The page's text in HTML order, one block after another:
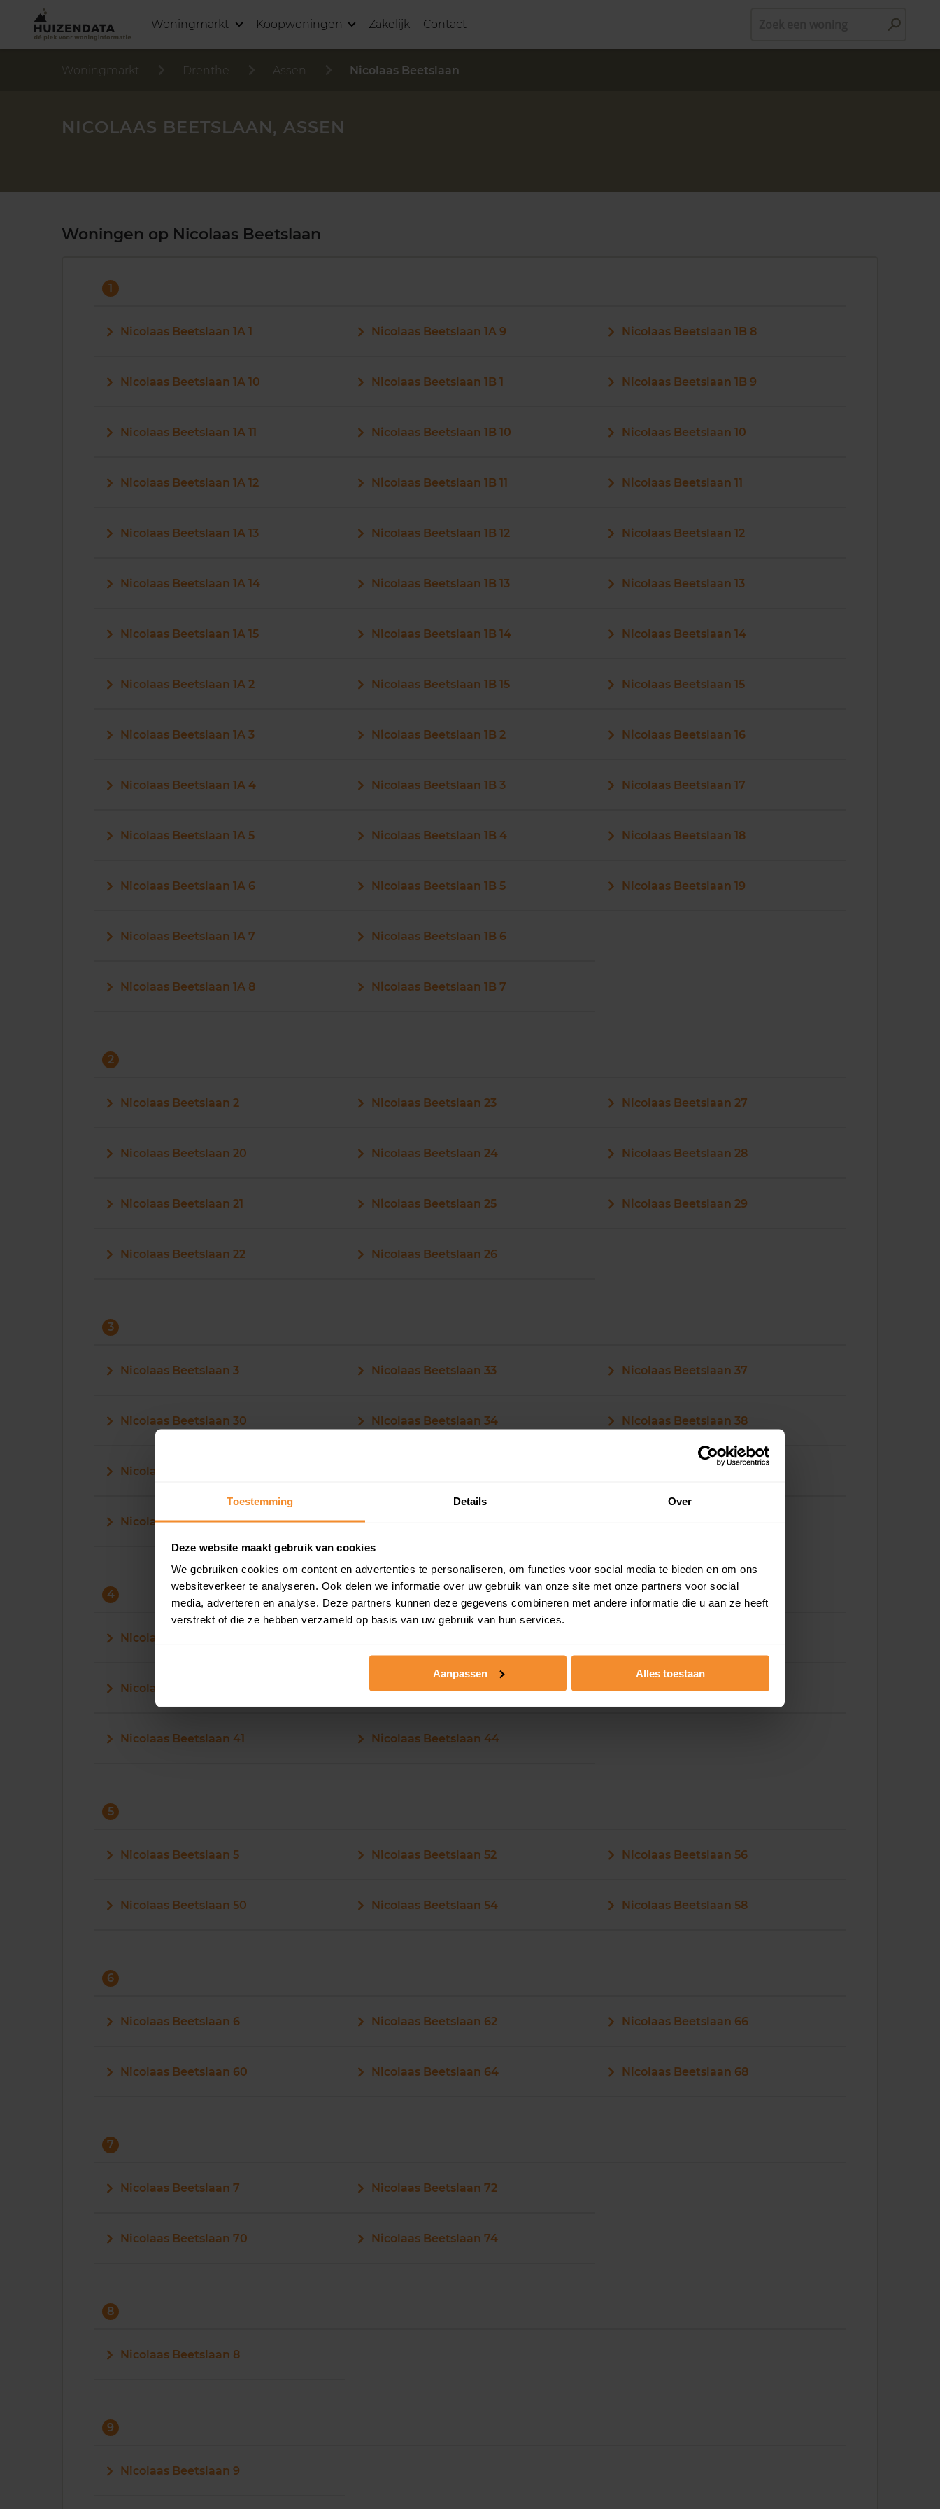
Toestemming Details Over
Deze website maakt gebruik van cookies
We gebruiken cookies om content en advertenties te personaliseren, om functies voor social media te bieden en om ons
websiteverkeer te analyseren. Ook delen we informatie over uw gebruik van onze site met onze partners voor social
media, adverteren en analyse. Deze partners kunnen deze gegevens combineren met andere informatie die u aan ze heeft
verstrekt of die ze hebben verzameld op basis van uw gebruik van hun services.
Aanpassen Alles toestaan
Woningmarkt Koopwoningen Zakelijk Contact
Woningmarkt Drenthe Assen Nicolaas Beetslaan
NICOLAAS BEETSLAAN, ASSEN
Woningen op Nicolaas Beetslaan
1
Nicolaas Beetslaan 1A 1
Nicolaas Beetslaan 1A 10
Nicolaas Beetslaan 1A 11
Nicolaas Beetslaan 1A 12
Nicolaas Beetslaan 1A 13
Nicolaas Beetslaan 1A 14
Nicolaas Beetslaan 1A 15
Nicolaas Beetslaan 1A 2
Nicolaas Beetslaan 1A 3
Nicolaas Beetslaan 1A 4
Nicolaas Beetslaan 1A 5
Nicolaas Beetslaan 1A 6
Nicolaas Beetslaan 1A 7
Nicolaas Beetslaan 1A 8
Nicolaas Beetslaan 1A 9
Nicolaas Beetslaan 1B 1
Nicolaas Beetslaan 1B 10
Nicolaas Beetslaan 1B 11
Nicolaas Beetslaan 1B 12
Nicolaas Beetslaan 1B 13
Nicolaas Beetslaan 1B 14
Nicolaas Beetslaan 1B 15
Nicolaas Beetslaan 1B 2
Nicolaas Beetslaan 1B 3
Nicolaas Beetslaan 1B 4
Nicolaas Beetslaan 1B 5
Nicolaas Beetslaan 1B 6
Nicolaas Beetslaan 1B 7
Nicolaas Beetslaan 1B 8
Nicolaas Beetslaan 1B 9
Nicolaas Beetslaan 10
Nicolaas Beetslaan 11
Nicolaas Beetslaan 12
Nicolaas Beetslaan 13
Nicolaas Beetslaan 14
Nicolaas Beetslaan 15
Nicolaas Beetslaan 16
Nicolaas Beetslaan 17
Nicolaas Beetslaan 18
Nicolaas Beetslaan 19
2
Nicolaas Beetslaan 2
Nicolaas Beetslaan 20
Nicolaas Beetslaan 21
Nicolaas Beetslaan 22
Nicolaas Beetslaan 23
Nicolaas Beetslaan 24
Nicolaas Beetslaan 25
Nicolaas Beetslaan 26
Nicolaas Beetslaan 27
Nicolaas Beetslaan 28
Nicolaas Beetslaan 29
3
Nicolaas Beetslaan 3
Nicolaas Beetslaan 30
Nicolaas Beetslaan 31
Nicolaas Beetslaan 32
Nicolaas Beetslaan 33
Nicolaas Beetslaan 34
Nicolaas Beetslaan 37
Nicolaas Beetslaan 38
Nicolaas Beetslaan 39
4
Nicolaas Beetslaan 4
Nicolaas Beetslaan 40
Nicolaas Beetslaan 41
Nicolaas Beetslaan 43
Nicolaas Beetslaan 44
Nicolaas Beetslaan 48
5
Nicolaas Beetslaan 5
Nicolaas Beetslaan 50
Nicolaas Beetslaan 52
Nicolaas Beetslaan 54
Nicolaas Beetslaan 56
Nicolaas Beetslaan 58
6
Nicolaas Beetslaan 6
Nicolaas Beetslaan 60
Nicolaas Beetslaan 62
Nicolaas Beetslaan 64
Nicolaas Beetslaan 66
Nicolaas Beetslaan 68
7
Nicolaas Beetslaan 7
Nicolaas Beetslaan 70
Nicolaas Beetslaan 72
Nicolaas Beetslaan 74
8
Nicolaas Beetslaan 8
9
Nicolaas Beetslaan 9